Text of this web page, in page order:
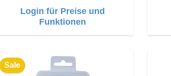
Login für Preise und
Funktionen
Sale